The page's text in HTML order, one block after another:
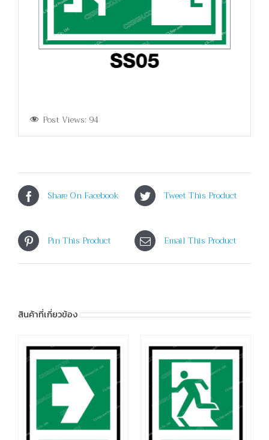
Post Views: 94
Share On Facebook Tweet This Product
Pin This Product Email This Product
สินค้าที่เกี่ยวข้อง